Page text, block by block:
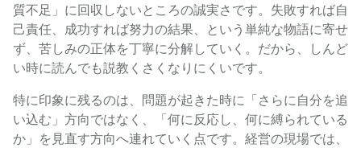
質不足」に回収しないところの誠実さです。失敗すれば自
己責任、成功すれば努力の結果、という単純な物語に寄せ
ず、苦しみの正体を丁寧に分解していく。だから、しんど
い時に読んでも説教くさくなりにくいです。
特に印象に残るのは、問題が起きた時に「さらに自分を追
い込む」方向ではなく、「何に反応し、何に縛られている
か」を見直す方向へ連れていく点です。経営の現場では、